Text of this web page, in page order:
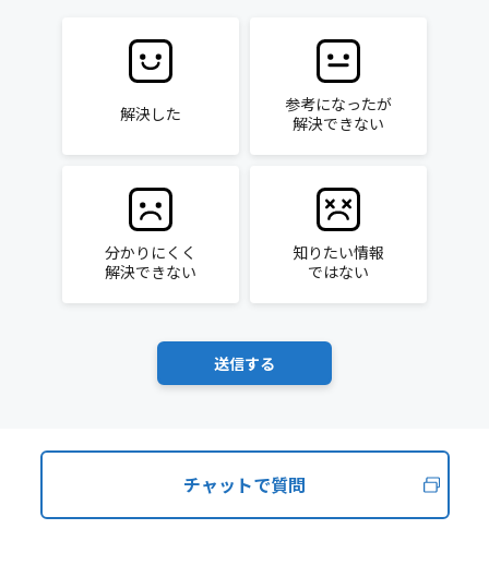
解決した
参考になったが
解決できない
分かりにくく
解決できない
知りたい情報
ではない
チャットで質問